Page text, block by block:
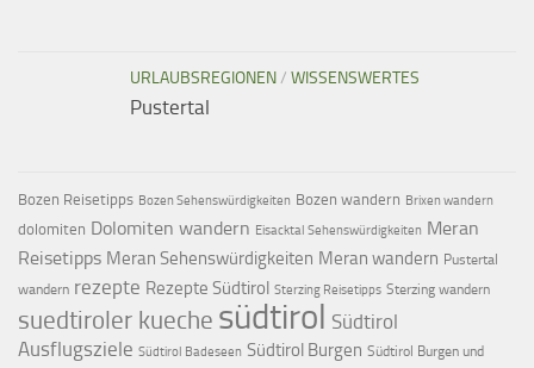
URLAUBSREGIONEN/ WISSENSWERTES
Pustertal
Bozen Reisetipps Bozen Sehenswürdigkeiten Bozen wandern Brixen wandern
dolomiten Dolomiten wandern Eisacktal Sehenswürdigkeiten Meran
Reisetipps Meran Sehenswürdigkeiten Meran wandern Pustertal
wandern rezepte Rezepte Südtirol Sterzing Reisetipps Sterzing wandern
suedtiroler kueche südtirol Südtirol
Ausflugsziele Südtirol Badeseen Südtirol Burgen Südtirol Burgen und